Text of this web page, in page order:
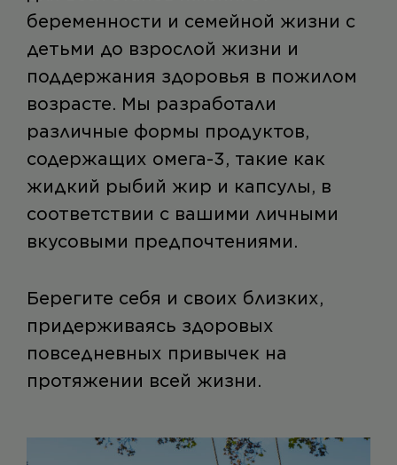
беременности и семейной жизни с
детьми до взрослой жизни и
поддержания здоровья в пожилом
возрасте. Мы разработали
различные формы продуктов,
содержащих омега-3, такие как
жидкий рыбий жир и капсулы, в
соответствии с вашими личными
вкусовыми предпочтениями.
Берегите себя и своих близких,
придерживаясь здоровых
повседневных привычек на
протяжении всей жизни.